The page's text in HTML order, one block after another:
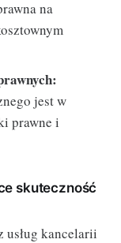
na
jest w
prawne i
skuteczność
usług kancelarii